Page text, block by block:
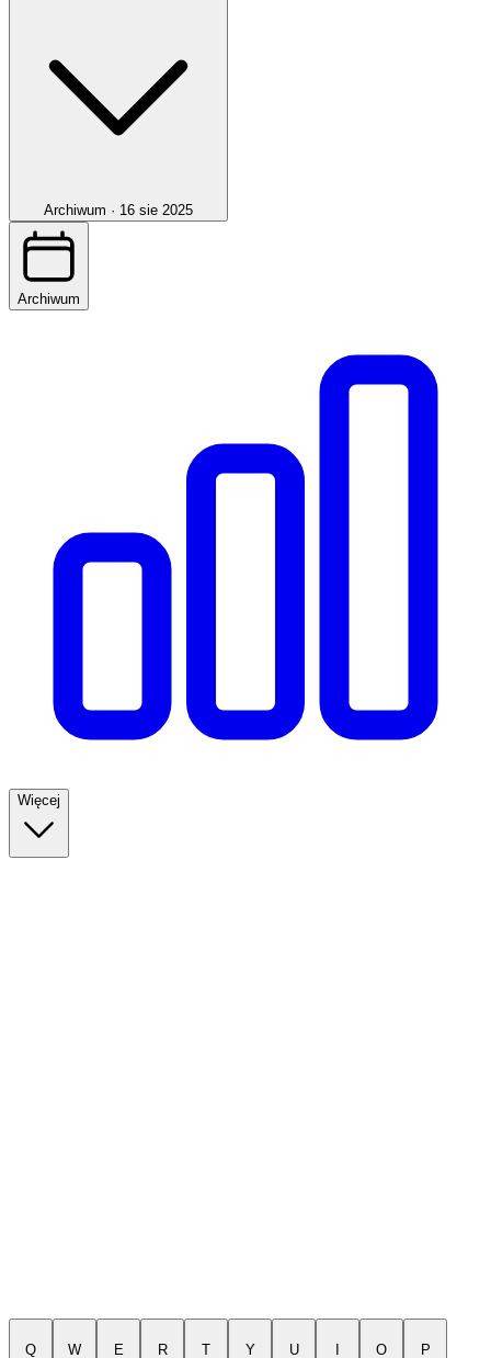
Archiwum · 16 sie 2025
Archiwum
Więcej
Q W E R T Y U O P